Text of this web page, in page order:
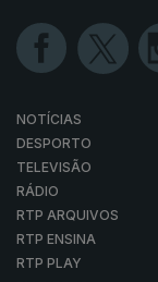
NOTÍCIAS
DESPORTO
TELEVISÃO
RÁDIO
RTP ARQUIVOS
RTP ENSINA
RTP PLAY